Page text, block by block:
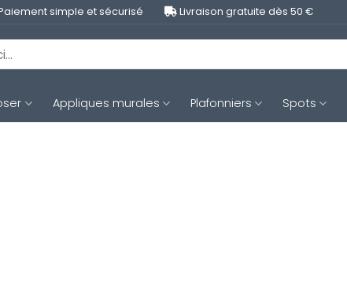
simple et sécurisé Livraison gratuite dès 50 €
Appliques murales Plafonniers Spots